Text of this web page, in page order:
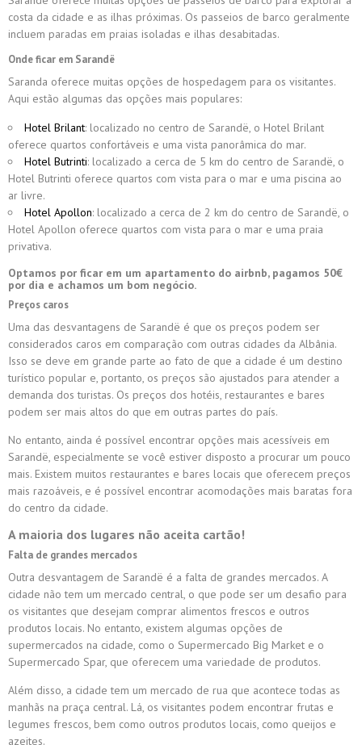
costa da cidade e as ilhas próximas. Os passeios de barco geralmente
incluem paradas em praias isoladas e ilhas desabitadas.
Onde ficar em Sarandë
Saranda oferece muitas opções de hospedagem para os visitantes.
Aqui estão algumas das opções mais populares:
Hotel Brilant: localizado no centro de Sarandë, o Hotel Brilant
oferece quartos confortáveis e uma vista panorâmica do mar.
Hotel Butrinti: localizado a cerca de 5 km do centro de Sarandë, o
Hotel Butrinti oferece quartos com vista para o mar e uma piscina ao
ar livre.
Hotel Apollon: localizado a cerca de 2 km do centro de Sarandë, o
Hotel Apollon oferece quartos com vista para o mar e uma praia
privativa.
Optamos por ficar em um apartamento do airbnb, pagamos 50€
por dia e achamos um bom negócio.
Preços caros
Uma das desvantagens de Sarandë é que os preços podem ser
considerados caros em comparação com outras cidades da Albânia.
Isso se deve em grande parte ao fato de que a cidade é um destino
turístico popular e, portanto, os preços são ajustados para atender a
demanda dos turistas. Os preços dos hotéis, restaurantes e bares
podem ser mais altos do que em outras partes do país.
No entanto, ainda é possível encontrar opções mais acessíveis em
Sarandë, especialmente se você estiver disposto a procurar um pouco
mais. Existem muitos restaurantes e bares locais que oferecem preços
mais razoáveis, e é possível encontrar acomodações mais baratas fora
do centro da cidade.
A maioria dos lugares não aceita cartão!
Falta de grandes mercados
Outra desvantagem de Sarandë é a falta de grandes mercados. A
cidade não tem um mercado central, o que pode ser um desafio para
os visitantes que desejam comprar alimentos frescos e outros
produtos locais. No entanto, existem algumas opções de
supermercados na cidade, como o Supermercado Big Market e o
Supermercado Spar, que oferecem uma variedade de produtos.
Além disso, a cidade tem um mercado de rua que acontece todas as
manhãs na praça central. Lá, os visitantes podem encontrar frutas e
legumes frescos, bem como outros produtos locais, como queijos e
azeites.